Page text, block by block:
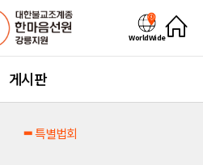
WorldWide
게시판
특별법회